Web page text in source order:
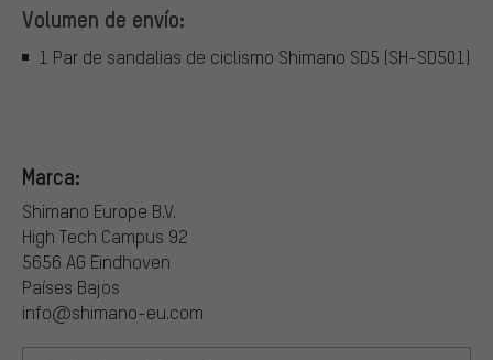
Volumen de envío:
1 Par de sandalias de ciclismo Shimano SD5 (SH-SD501)
Marca:
Shimano Europe B.V.
High Tech Campus 92
5656 AG Eindhoven
Países Bajos
info@shimano-eu.com